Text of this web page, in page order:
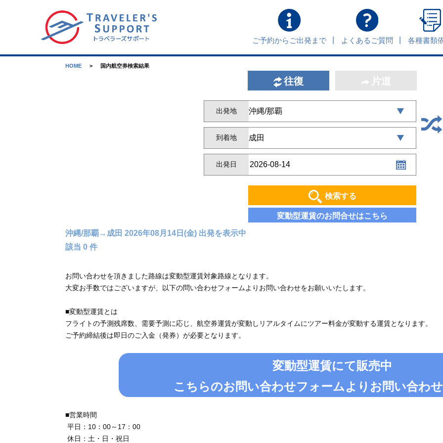
ご予約からご出発まで よくあるご質問 各種書類
HOME 国内航空券検索結果
往復 片道
出発地
到着地
出発日
検索する
変動型運賃のお問合せはこちら
沖縄/那覇→成田 2026年08月14日(金) 出発を表示中
該当 0 件
お問い合わせを頂きました路線は変動型運賃対象路線となります。
大変お手数ではございますが、以下の問い合わせフォームよりお問い合わせをお願いいたします。
■変動型運賃とは
フライトの予測残席数、需要予測に応じ、航空券運賃が変動しリアルタイムにツアー料金が変動する運賃となります。
ご予約締結後は即日のご入金（発券）が必要となります。
変動型運賃にて販売中
こちらのお問い合わせフォームよりお問い合わ
■営業時間
平日：10：00～17：00
休日：土・日・祝日